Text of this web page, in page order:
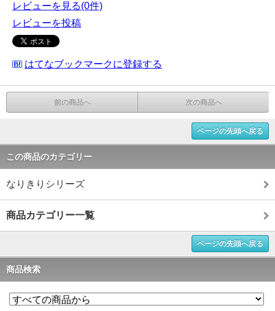
レビューを見る(0件)
レビューを投稿
はてなブックマークに登録する
前の商品へ 次の商品へ
ページの先頭へ戻る
この商品のカテゴリー
なりきりシリーズ
商品カテゴリー一覧
ページの先頭へ戻る
商品検索